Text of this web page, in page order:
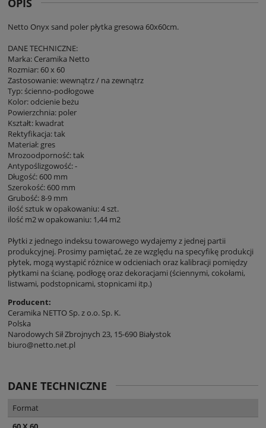
OPIS
Netto Onyx sand poler płytka gresowa 60x60cm.
DANE TECHNICZNE:
Marka: Ceramika Netto
Rozmiar: 60 x 60
Zastosowanie: wewnątrz / na zewnątrz
Typ: ścienno-podłogowe
Kolor: odcienie beżu
Powierzchnia: poler
Kształt: kwadrat
Rektyfikacja: tak
Materiał: gres
Mrozoodporność: tak
Antypoślizgowość: -
Długość: 600 mm
Szerokość: 600 mm
Grubość: 8-9 mm
ilość sztuk w opakowaniu: 4 szt.
ilość m2 w opakowaniu: 1,44 m2
Płytki z jednego indeksu towarowego wydajemy z jednej partii
produkcyjnej. Prosimy pamiętać, że ze względu na specyfikę produkcji
płytek, mogą wystąpić różnice w odcieniach oraz kalibracji pomiędzy
płytkami na ścianę, podłogę oraz dekoracjami (ściennymi, cokołami,
listwami, podstopnicami, stopnicami itp.)
Producent:
Ceramika NETTO Sp. z o.o. Sp. K.
Polska
Narodowych Sił Zbrojnych 23, 15-690 Białystok
biuro@netto.net.pl
DANE TECHNICZNE
Format